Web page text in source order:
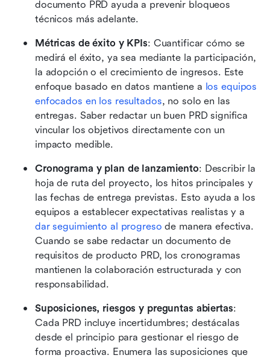
documento PRD ayuda a prevenir bloqueos
técnicos más adelante.
Métricas de éxito y KPIs: Cuantificar cómo se
medirá el éxito, ya sea mediante la participación,
la adopción o el crecimiento de ingresos. Este
enfoque basado en datos mantiene a los equipos
enfocados en los resultados, no solo en las
entregas. Saber redactar un buen PRD significa
vincular los objetivos directamente con un
impacto medible.
Cronograma y plan de lanzamiento: Describir la
hoja de ruta del proyecto, los hitos principales y
las fechas de entrega previstas. Esto ayuda a los
dar seguimiento al progreso de manera efectiva.
Cuando se sabe redactar un documento de
requisitos de producto PRD, los cronogramas
mantienen la colaboración estructurada y con
responsabilidad.
Suposiciones, riesgos y preguntas abiertas:
Cada PRD incluye incertidumbres; destácalas
desde el principio para gestionar el riesgo de
forma proactiva. Enumera las suposiciones que